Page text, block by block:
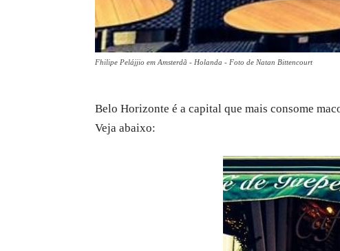
Fhilipe Pelájjio em Amsterdã - Holanda - Foto de Natan Bittencourt
Belo Horizonte é a capital que mais consome
Veja abaixo: